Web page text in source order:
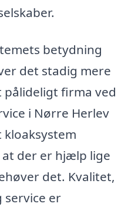
betydning
det stadig mere
firma ved
i Nørre Herlev
kloaksystem
der er hjælp lige
det. Kvalitet,
er